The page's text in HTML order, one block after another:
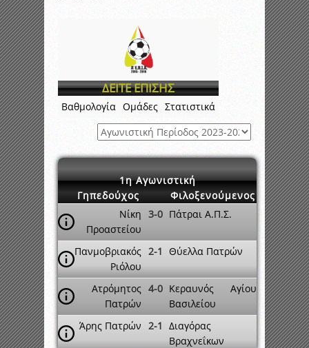
ΔΕΙΤΕ ΕΠΙΣΗΣ
Βαθμολογία Ομάδες Στατιστικά
1η Αγωνιστική
Γηπεδούχος
Φιλοξενούμενος
Νίκη
Προαστείου
3-0 Πάτραι Α.Π.Σ.
Πανμοβριακός
Ριόλου
2-1 Θύελλα Πατρών
Ατρόμητος
Πατρών
4-0 Κεραυνός Αγίου
Βασιλείου
Άρης Πατρών 2-1 Διαγόρας
Βραχνεΐκων